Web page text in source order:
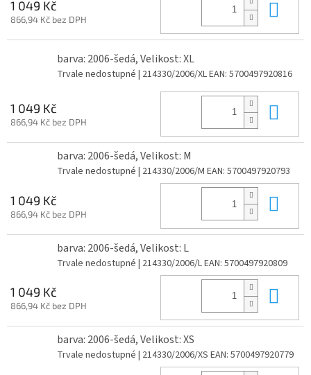
1 049 Kč
866,94 Kč bez DPH
barva: 2006-šedá, Velikost: XL
Trvale nedostupné | 214330/2006/XLEAN: 5700497920816
1 049 Kč
866,94 Kč bez DPH
barva: 2006-šedá, Velikost: M
Trvale nedostupné | 214330/2006/M EAN: 5700497920793
1 049 Kč
866,94 Kč bez DPH
barva: 2006-šedá, Velikost: L
Trvale nedostupné | 214330/2006/LEAN: 5700497920809
1 049 Kč
866,94 Kč bez DPH
barva: 2006-šedá, Velikost: XS
Trvale nedostupné | 214330/2006/XS EAN: 5700497920779